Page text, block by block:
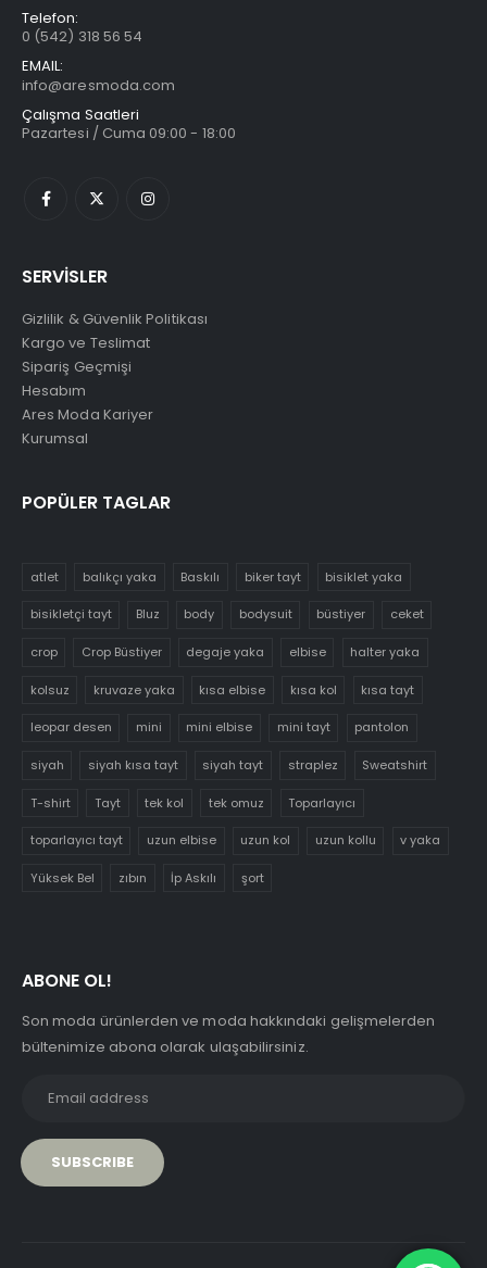
Telefon:
0 (542) 318 56 54
EMAIL:
info@aresmoda.com
Çalışma Saatleri
Pazartesi / Cuma 09:00 - 18:00
SERVİSLER
Gizlilik & Güvenlik Politikası
Kargo ve Teslimat
Sipariş Geçmişi
Hesabım
Ares Moda Kariyer
Kurumsal
POPÜLER TAGLAR
atlet balıkçı yaka Baskılı biker tayt bisiklet yaka
bisikletçi tayt Bluz body bodysuit büstiyer ceket
crop Crop Büstiyer degaje yaka elbise halter yaka
kolsuz kruvaze yaka kısa elbise kısa kol kısa tayt
leopar desen mini mini elbise mini tayt pantolon
siyah siyah kısa tayt siyah tayt straplez Sweatshirt
T-shirt Tayt tek kol tek omuz Toparlayıcı
toparlayıcı tayt uzun elbise uzun kol uzun kollu v yaka
Yüksek Bel zıbın İp Askılı şort
ABONE OL!
Son moda ürünlerden ve moda hakkındaki gelişmelerden
bültenimize abona olarak ulaşabilirsiniz.